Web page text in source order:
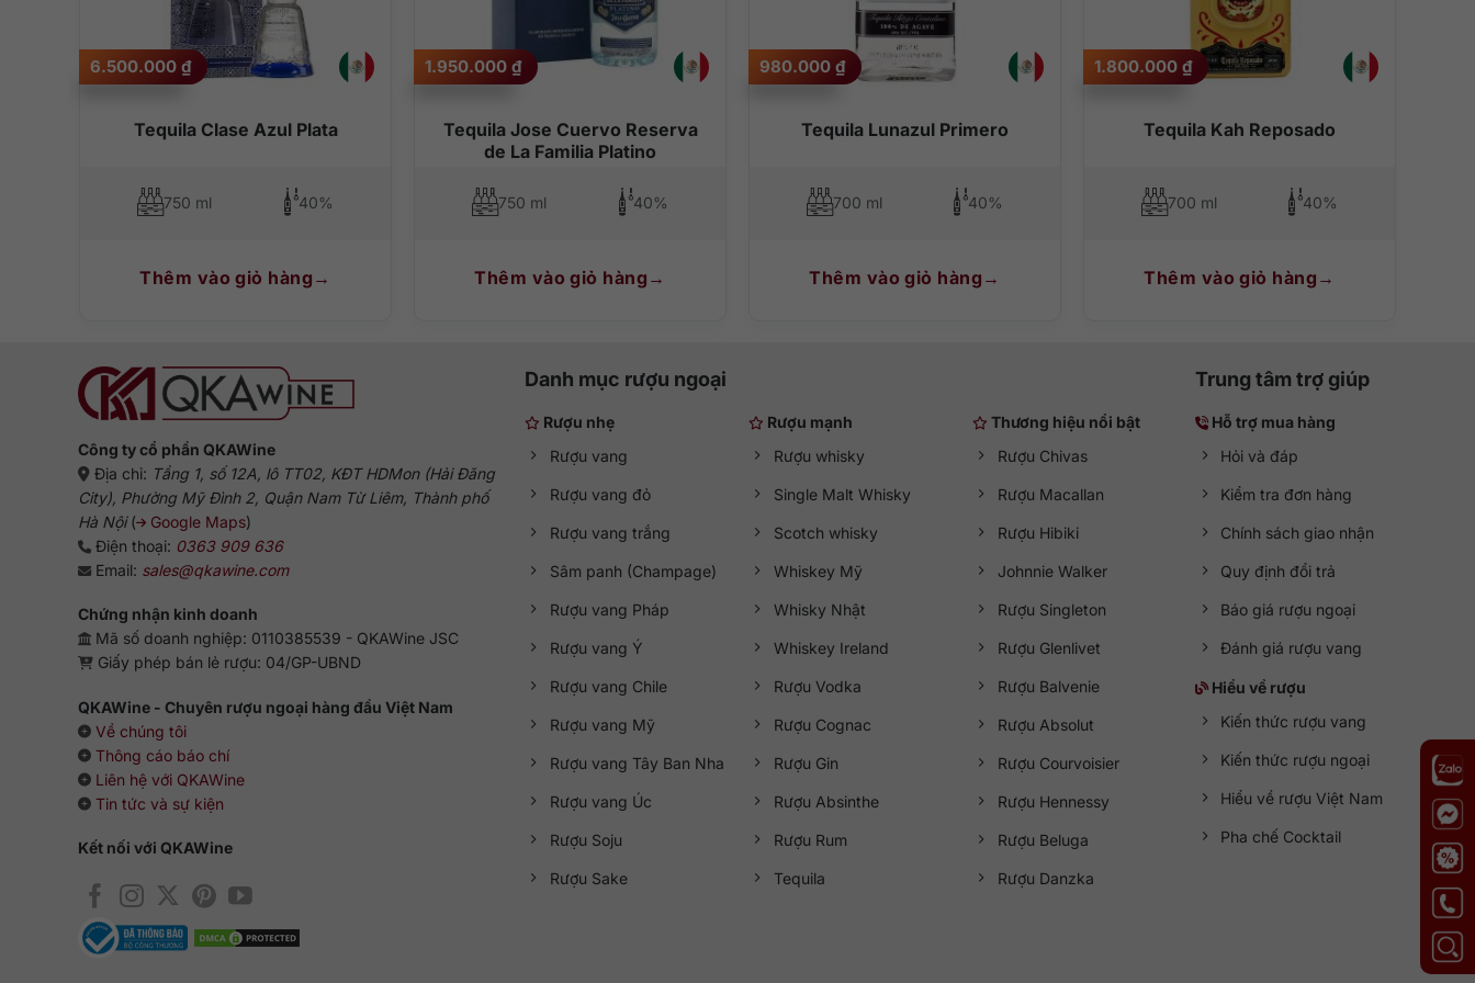
Tequila Clase Azul Plata
6.500.000 ₫
750 ml 40%
Thêm vào giỏ hàng
Tequila Jose Cuervo Reserva
de La Familia Platino
1.950.000 ₫
750 ml 40%
Thêm vào giỏ hàng
Tequila Lunazul Primero
980.000 ₫
700 ml 40%
Thêm vào giỏ hàng
Tequila Kah Reposado
1.800.000 ₫
700 ml 40%
Thêm vào giỏ hàng
Công ty cổ phần QKAWine
Địa chỉ: Tầng 1, số 12A, lô TT02, KĐT HDMon (Hải Đăng
City), Phường Mỹ Đình 2, Quận Nam Từ Liêm, Thành phố
Hà Nội( Google Maps)
Điện thoại: 0363 909 636
Email: sales@qkawine.com
Chứng nhận kinh doanh
Mã số doanh nghiệp: 0110385539 - QKAWine JSC
Giấy phép bán lẻ rượu: 04/GP-UBND
QKAWine - Chuyên rượu ngoại hàng đầu Việt Nam
Về chúng tôi
Thông cáo báo chí
Liên hệ với QKAWine
Tin tức và sự kiện
Kết nối với QKAWine
Danh mục rượu ngoại
Rượu nhẹ
Rượu vang
Rượu vang đỏ
Rượu vang trắng
Sâm panh (Champage)
Rượu vang Pháp
Rượu vang Ý
Rượu vang Chile
Rượu vang Mỹ
Rượu vang Tây Ban Nha
Rượu vang Úc
Rượu Soju
Rượu Sake
Rượu mạnh
Rượu whisky
Single Malt Whisky
Scotch whisky
Whiskey Mỹ
Whisky Nhật
Whiskey Ireland
Rượu Vodka
Rượu Cognac
Rượu Gin
Rượu Absinthe
Rượu Rum
Tequila
Thương hiệu nổi bật
Rượu Chivas
Rượu Macallan
Rượu Hibiki
Johnnie Walker
Rượu Singleton
Rượu Glenlivet
Rượu Balvenie
Rượu Absolut
Rượu Courvoisier
Rượu Hennessy
Rượu Beluga
Rượu Danzka
Trung tâm trợ giúp
Hỗ trợ mua hàng
Hỏi và đáp
Kiểm tra đơn hàng
Chính sách giao nhận
Quy định đổi trả
Báo giá rượu ngoại
Đánh giá rượu vang
Hiểu về rượu
Kiến thức rượu vang
Kiến thức rượu ngoại
Hiểu về rượu Việt Nam
Pha chế Cocktail